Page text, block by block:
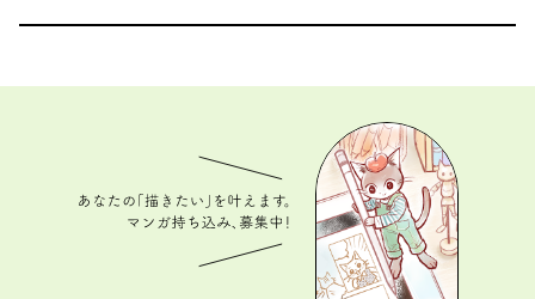
あなたの「描きたい」を叶えます。 マンガ持ち込
み、募集中！